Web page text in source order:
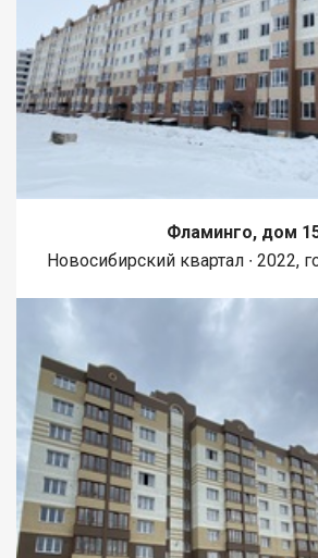
Фламинго, дом
Новосибирский квартал ∙ 2022,